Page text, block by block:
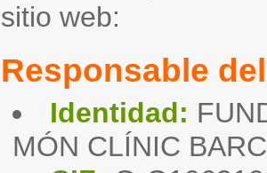
sitio web:
Responsable
Identidad:
MÓN CLÍNIC